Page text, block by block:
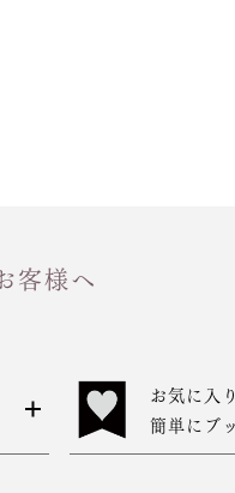
客様へ
お気に入
簡単にブ